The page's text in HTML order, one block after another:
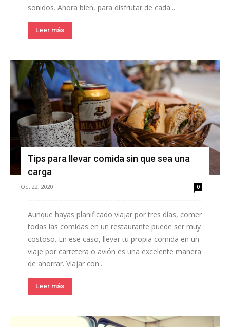
sonidos. Ahora bien, para disfrutar de cada...
Leer más
Tips para llevar comida sin que sea una
carga
Oct 22, 2020 0
Aunque hayas planificado viajar por tres días, comer
todas las comidas en un restaurante puede ser muy
costoso. En ese caso, llevar tu propia comida en un
viaje por carretera o avión es una excelente manera
de ahorrar. Viajar con...
Leer más